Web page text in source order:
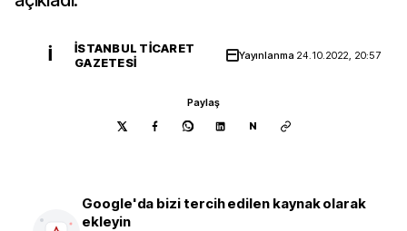
İ
İSTANBUL TICARET
GAZETESI
Yayınlanma 24.10.2022, 20:57
Paylaş
N
Google'da bizi tercih edilen kaynak olarak
ekleyin